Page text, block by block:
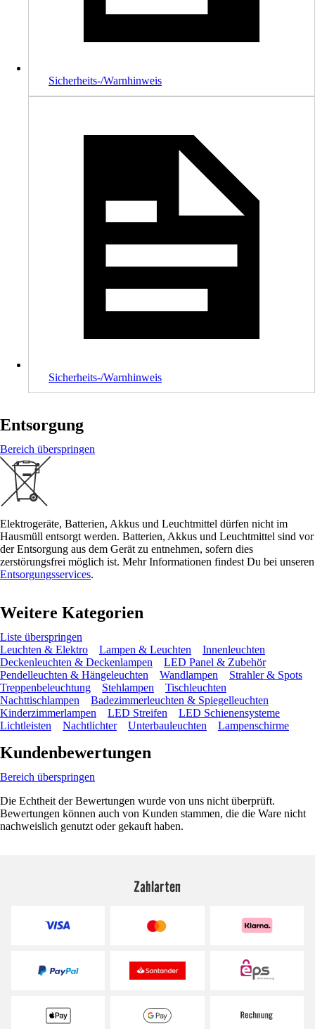
Sicherheits-/Warnhinweis
Sicherheits-/Warnhinweis
Entsorgung
Bereich überspringen
Elektrogeräte, Batterien, Akkus und Leuchtmittel dürfen nicht im
Hausmüll entsorgt werden. Batterien, Akkus und Leuchtmittel sind vor
der Entsorgung aus dem Gerät zu entnehmen, sofern dies
zerstörungsfrei möglich ist. Mehr Informationen findest Du bei unseren
Entsorgungsservices.
Weitere Kategorien
Liste überspringen
Leuchten & Elektro
Lampen & Leuchten
Innenleuchten
Deckenleuchten & Deckenlampen
LED Panel & Zubehör
Pendelleuchten & Hängeleuchten
Wandlampen
Strahler & Spots
Treppenbeleuchtung
Stehlampen
Tischleuchten
Nachttischlampen
Badezimmerleuchten & Spiegelleuchten
Kinderzimmerlampen
LED Streifen
LED Schienensysteme
Lichtleisten
Nachtlichter Unterbauleuchten Lampenschirme
Kundenbewertungen
Bereich überspringen
Die Echtheit der Bewertungen wurde von uns nicht überprüft.
Bewertungen können auch von Kunden stammen, die die Ware nicht
nachweislich genutzt oder gekauft haben.
Zahlarten